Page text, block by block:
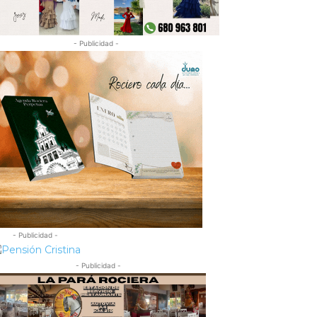
- Publicidad -
- Publicidad -
- Publicidad -